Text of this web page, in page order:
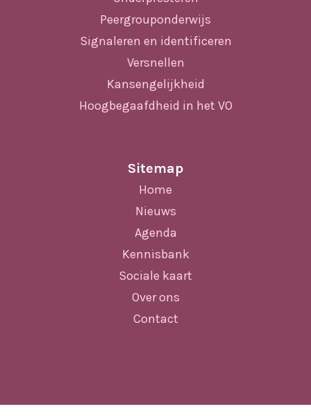
Peergrouponderwijs
Signaleren en identificeren
Versnellen
Kansengelijkheid
Hoogbegaafdheid in het VO
Sitemap
Home
Nieuws
Agenda
Kennisbank
Sociale kaart
Over ons
Contact